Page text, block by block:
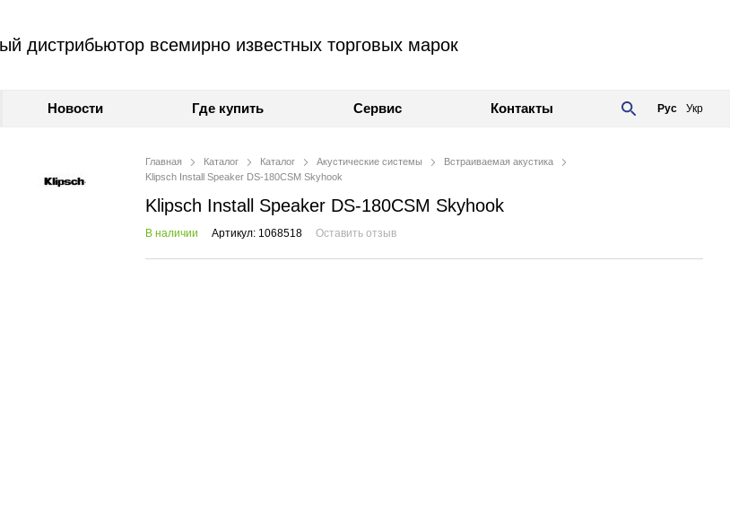
дистрибьютор всемирно известных торговых марок
Новости Где купить Сервис Контакты Рус Укр
Главная Каталог Каталог Акустические системы
Встраиваемая акустика
Klipsch Install Speaker DS-180CSM Skyhook
Klipsch Install Speaker DS-180CSM Skyhook
В наличии Артикул: 1068518 Оставить отзыв